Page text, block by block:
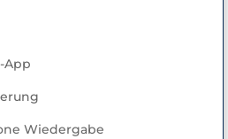
App
Wiedergabe